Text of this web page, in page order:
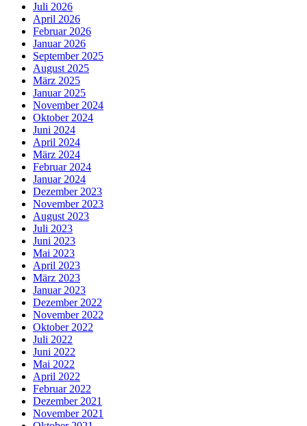
Juli 2026
April 2026
Februar 2026
Januar 2026
September 2025
August 2025
März 2025
Januar 2025
November 2024
Oktober 2024
Juni 2024
April 2024
März 2024
Februar 2024
Januar 2024
Dezember 2023
November 2023
August 2023
Juli 2023
Juni 2023
Mai 2023
April 2023
März 2023
Januar 2023
Dezember 2022
November 2022
Oktober 2022
Juli 2022
Juni 2022
Mai 2022
April 2022
Februar 2022
Dezember 2021
November 2021